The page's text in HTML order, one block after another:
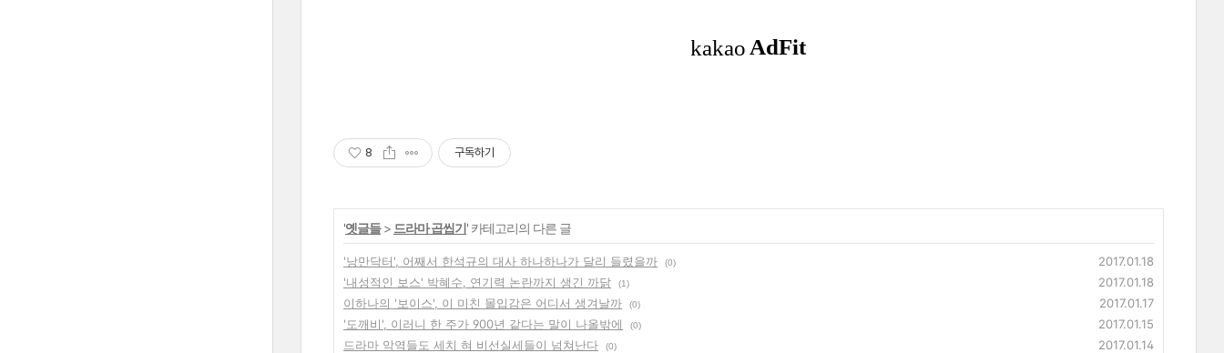
8 구독하기
'옛글들> 드라마 곱씹기' 카테고리의 다른 글
'낭만닥터', 어째서 한석규의 대사 하나하나가 달리 들렸을까 (0)
2017.01.18
'내성적인 보스' 박혜수, 연기력 논란까지 생긴 까닭
(1)
2017.01.18
이하나의 '보이스', 이 미친 몰입감은 어디서 생겨날까
(0)
2017.01.17
'도깨비', 이러니 한 주가 900년 같다는 말이 나올밖에
(0)
2017.01.15
드라마 악역들도 세치 혀 비선실세들이 넘쳐난다
(0) 2017.01.14